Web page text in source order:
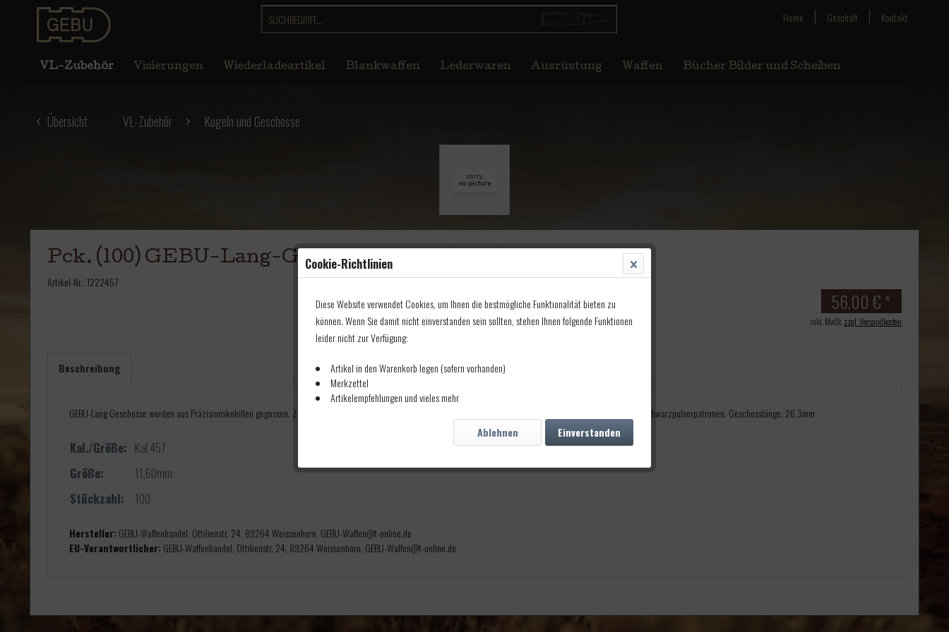
Home Geschäft Kontakt
VL-Zubehör Visierungen Wiederladeartikel Blankwaffen Lederwaren Ausrüstung Waffen Bücher Bilder und Scheiben
Übersicht VL-Zubehör Kugeln und Geschosse
Pck. (100) GEBU-Lang-Geschoss, Kal. 457 395grs
Artikel-Nr.:1222457
56,00 € *
inkl. MwSt. zzgl. Versandkosten
Beschreibung
GEBU-Lang Geschosse werden aus Präzisionskokillen gegossen. Zur Herstellung wird nur reines Hüttenweichblei legiert mit 5% Zinn verwendet.Verwendungszweck: Schwarzpulverpatronen. Geschosslänge: 26,3mm
Kal./Größe: Kal.457
Größe:
11,60mm
Stückzahl:
100
Hersteller: GEBU-Waffenhandel, Ottilienstr. 24, 89264 Weissenhorn, GEBU-Waffen@t-online.de
EU-Verantwortlicher: GEBU-Waffenhandel, Ottilienstr. 24, 89264 Weissenhorn, GEBU-Waffen@t-online.de
Cookie-Richtlinien
Diese Website verwendet Cookies, um Ihnen die bestmögliche Funktionalität bieten zu
können. Wenn Sie damit nicht einverstanden sein sollten, stehen Ihnen folgende Funktionen
leider nicht zur Verfügung:
Artikel in den Warenkorb legen (sofern vorhanden)
Merkzettel
Artikelempfehlungen und vieles mehr
Einverstanden
Ablehnen